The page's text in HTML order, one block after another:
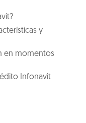
y
en momentos
Infonavit